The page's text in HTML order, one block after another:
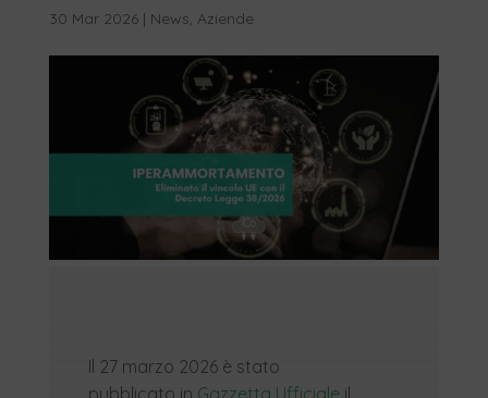
30 Mar 2026| News, Aziende
Il 27 marzo 2026 è stato